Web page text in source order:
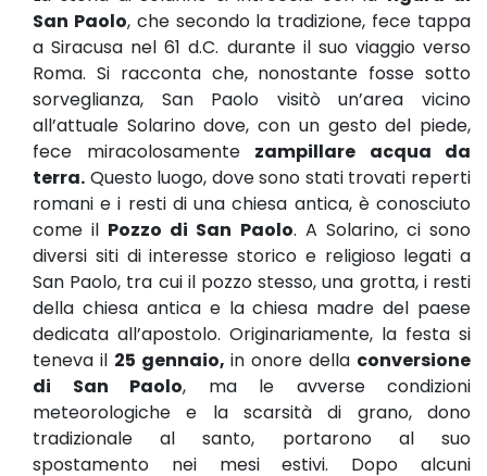
San Paolo, che secondo la tradizione, fece tappa
a Siracusa nel 61 d.C. durante il suo viaggio verso
Roma. Si racconta che, nonostante fosse sotto
sorveglianza, San Paolo visitò un’area vicino
all’attuale Solarino dove, con un gesto del piede,
fece miracolosamente zampillare acqua da
terra. Questo luogo, dove sono stati trovati reperti
romani e i resti di una chiesa antica, è conosciuto
come il Pozzo di San Paolo. A Solarino, ci sono
diversi siti di interesse storico e religioso legati a
San Paolo, tra cui il pozzo stesso, una grotta, i resti
della chiesa antica e la chiesa madre del paese
dedicata all’apostolo. Originariamente, la festa si
teneva il 25 gennaio, in onore della conversione
di San Paolo, ma le avverse condizioni
meteorologiche e la scarsità di grano, dono
tradizionale al santo, portarono al suo
spostamento nei mesi estivi. Dopo alcuni